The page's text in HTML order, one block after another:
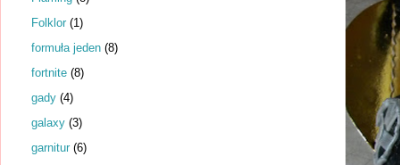
Folklor (1)
formuła jeden (8)
fortnite (8)
gady (4)
galaxy (3)
garnitur (6)